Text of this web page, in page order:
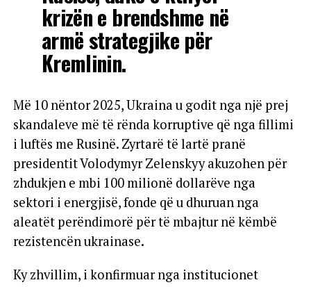
krizën e brendshme në
armë strategjike për
Kremlinin.
Më 10 nëntor 2025, Ukraina u godit nga një prej
skandaleve më të rënda korruptive që nga fillimi
i luftës me Rusinë. Zyrtarë të lartë pranë
presidentit Volodymyr Zelenskyy akuzohen për
zhdukjen e mbi 100 milionë dollarëve nga
sektori i energjisë, fonde që u dhuruan nga
aleatët perëndimorë për të mbajtur në këmbë
rezistencën ukrainase.
Ky zhvillim, i konfirmuar nga institucionet